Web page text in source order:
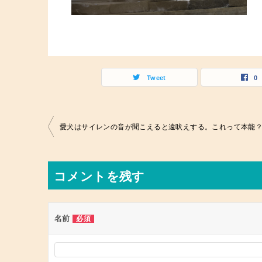
Tweet 0
投
ナ
ビ
ゲ
ー
ョ
愛犬はサイレンの音が聞こえると遠吠えする。これって本能？
コメントを残す
名前 必須